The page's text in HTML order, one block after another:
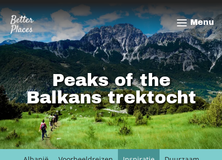
Overslaan
en
naar
de
inhoud
gaan
Peaks of the
Balkans trektocht
Menu